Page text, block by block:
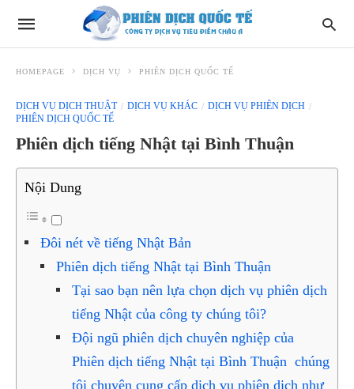
HOMEPAGE DỊCH VỤ PHIÊN DỊCH QUỐC TẾ
DỊCH VỤ DỊCH THUẬT DỊCH VỤ KHÁC
DỊCH VỤ PHIÊN DỊCH
PHIÊN DỊCH QUỐC TẾ
Phiên dịch tiếng Nhật tại Bình Thuận
Nội Dung
Đôi nét về tiếng Nhật Bản
Phiên dịch tiếng Nhật tại Bình Thuận
Tại sao bạn nên lựa chọn dịch vụ phiên dịch
tiếng Nhật của công ty chúng tôi?
Đội ngũ phiên dịch chuyên nghiệp của
Phiên dịch tiếng Nhật tại Bình Thuận chúng
tôi chuyên cung cấp dịch vụ phiên dịch như